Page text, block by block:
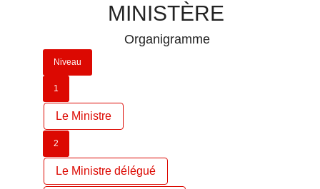
MINISTÈRE
Organigramme
Niveau
1
Le Ministre
2
Le Ministre délégué